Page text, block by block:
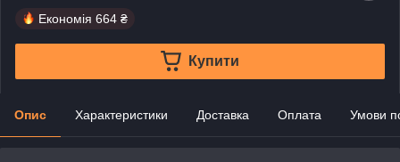
Економія 664 ₴
Купити
Опис Характеристики Доставка Оплата Умови